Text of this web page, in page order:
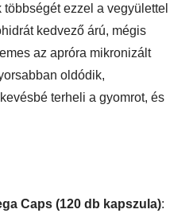
többségét ezzel a vegyülettel
kedvező árú, mégis
az apróra mikronizált
oldódik,
terheli a gyomrot, és
Caps (120 db kapszula):